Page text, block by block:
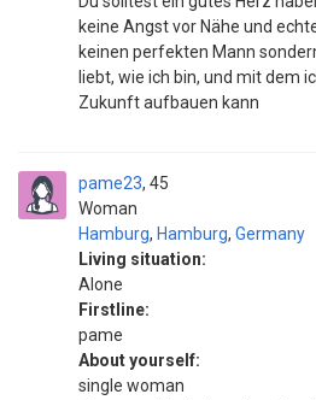
keine Angst vor Nähe und
keinen perfekten Mann
liebt, wie ich bin, und mit dem
Zukunft aufbauen kann
pame23
Woman
45
Hamburg, Hamburg, Germany
Living situation:
Alone
Firstline:
pame
About yourself:
single woman